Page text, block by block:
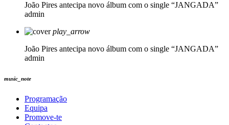
João Pires antecipa novo álbum com o single “JANGADA”
admin
play_arrow
João Pires antecipa novo álbum com o single “JANGADA”
admin
music_note
Programação
Equipa
Promove-te